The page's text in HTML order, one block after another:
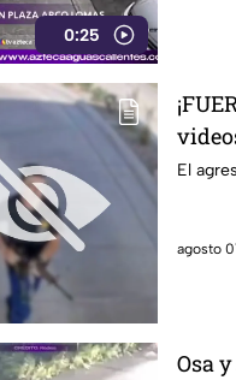
0:25
El
agosto
Osa